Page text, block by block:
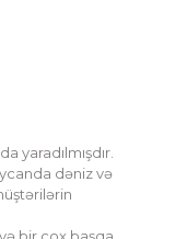
yaradılmışdır.
dəniz və